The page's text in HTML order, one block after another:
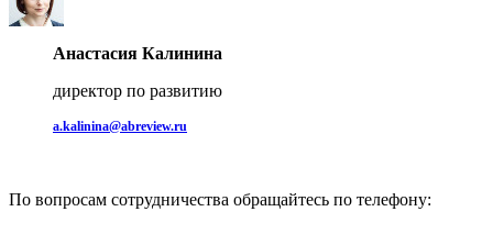
Анастасия Калинина
директор по развитию
a.kalinina@abreview.ru
По вопросам сотрудничества обращайтесь по телефону: